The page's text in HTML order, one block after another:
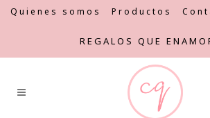
Quienes somos Productos
REGALOS QUE